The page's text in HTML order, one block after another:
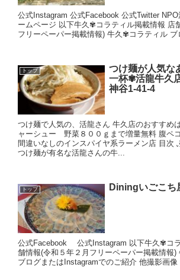
公式Instagram 公式Facebook 公式Twitter
ームページ 以下牛久✾コラティル掲載情報 店
フリーペーパー掲載情報) 牛久✾コラティル ブ
トップ
つけ麺が人気な
一杯✾活龍牛久
神谷1-41-4
つけ麺で人気の、活龍さん 牛久店のおすすめ
ャーシュー 野菜８００ｇまで増量無料 腹ペ
間違いなしのインスパイヤ系ラーメン店 目次
つけ麺が有名な活龍さんの牛...
トップ Diningいごこち
公式Facebook 公式Instagram 以下牛久✾コ
舗情報(令和５年２月フリーペーパー掲載情報
ブログまたはInstagramでのご紹介 他撮影画